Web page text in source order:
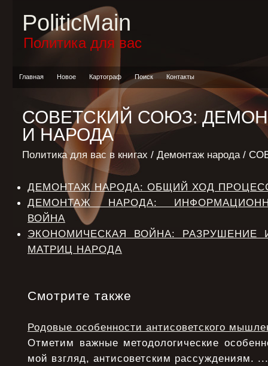
PoliticMain
Политика для вас
Главная Новое Картограф Поиск Контакты
СОВЕТСКИЙ СОЮЗ:
И НАРОДА
Политика для вас в книгах / Демонтаж народа/
ДЕМОНТАЖ НАРОДА: ОБЩИЙ ХОД
ДЕМОНТАЖ НАРОДА:
ВОЙНА
ЭКОНОМИЧЕСКАЯ ВОЙНА: РАЗРУШЕНИЕ
МАТРИЦ НАРОДА
Смотрите также
Родовые особенности антисоветского
Отметим важные методологические
мой взгляд, антисоветским рассуждениям. ...